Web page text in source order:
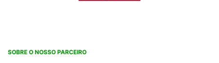
SOBRE O NOSSO PARCEIRO